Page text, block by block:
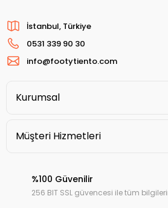
İstanbul, Türkiye
0531 339 90 30
info@footytiento.com
Kurumsal
Müşteri Hizmetleri
%100 Güvenilir
256 BIT SSL güvencesi ile tüm